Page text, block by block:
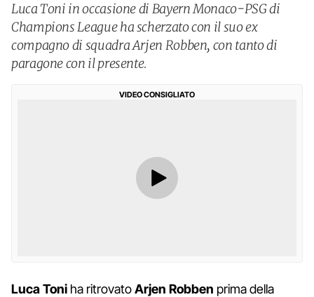
Luca Toni in occasione di Bayern Monaco-PSG di
Champions League ha scherzato con il suo ex
compagno di squadra Arjen Robben, con tanto di
paragone con il presente.
VIDEO CONSIGLIATO
Luca Toni ha ritrovatoArjen Robben prima della